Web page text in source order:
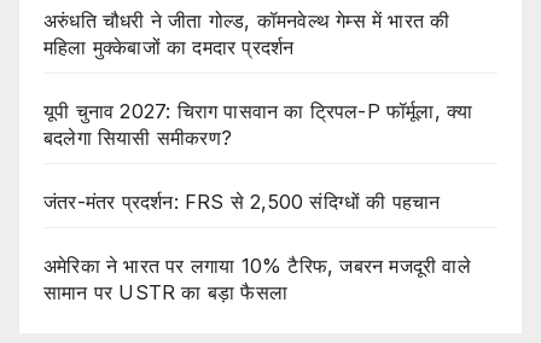
अरुंधति चौधरी ने जीता गोल्ड, कॉमनवेल्थ गेम्स में भारत की
महिला मुक्केबाजों का दमदार प्रदर्शन
यूपी चुनाव 2027: चिराग पासवान का ट्रिपल-P फॉर्मूला, क्या
बदलेगा सियासी समीकरण?
जंतर-मंतर प्रदर्शन: FRS से 2,500 संदिग्धों की पहचान
अमेरिका ने भारत पर लगाया 10% टैरिफ, जबरन मजदूरी वाले
सामान पर USTR का बड़ा फैसला